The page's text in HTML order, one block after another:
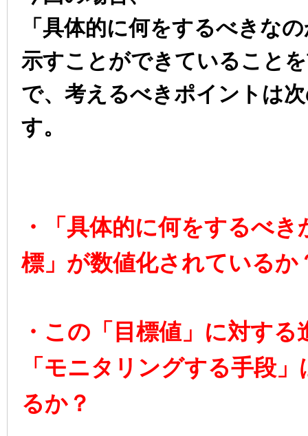
「具体的に何をするべきな
示すことができていること
で、考えるべきポイントは
す。
・「具体的に何をするべ
標」が数値化されているか
・この「目標値」に対す
「モニタリングする手段
るか？